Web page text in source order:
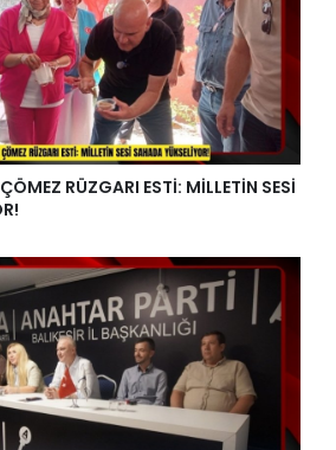
RÜZGARI ESTİ: MİLLETİN SESİ